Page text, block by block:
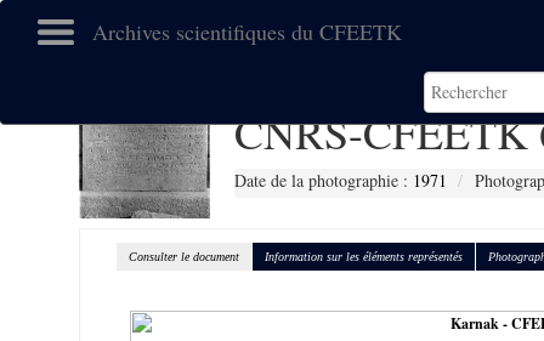
Archives scientifiques du CFEETK
CNRS-CFEETK
Date de la photographie : 1971
Consulter le document Information sur les éléments représentés